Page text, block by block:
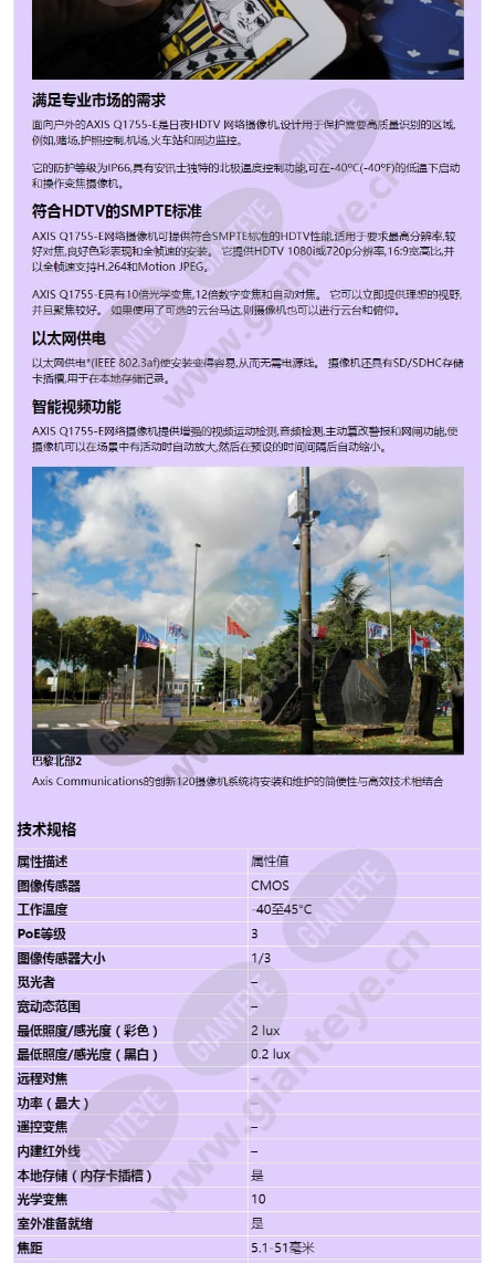
图像传感器 CMOS 图像传感器大小 1/3 最低照度/感光度
（彩色） 2 lux 最低照度/感光度（黑白） 0.2 lux 最大视
频分辨率 1920x1080 每秒最大帧数 30 焦距 5.1-51毫米
光学变焦 10 水平视场 50 - 5.4 ° H.264 基线，配置
Motion JPEG 是 音频支持 是 PoE等级 3 本地存储（内存
卡插槽） 是 工作温度 -40至45°C 室外准备就绪 是 防破